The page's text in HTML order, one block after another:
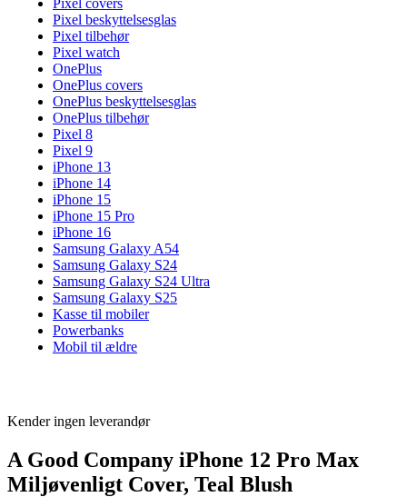
Pixel covers
Pixel beskyttelsesglas
Pixel tilbehør
Pixel watch
OnePlus
OnePlus covers
OnePlus beskyttelsesglas
OnePlus tilbehør
Pixel 8
Pixel 9
iPhone 13
iPhone 14
iPhone 15
iPhone 15 Pro
iPhone 16
Samsung Galaxy A54
Samsung Galaxy S24
Samsung Galaxy S24 Ultra
Samsung Galaxy S25
Kasse til mobiler
Powerbanks
Mobil til ældre
Kender ingen leverandør
A Good Company iPhone 12 Pro Max
Miljøvenligt Cover, Teal Blush